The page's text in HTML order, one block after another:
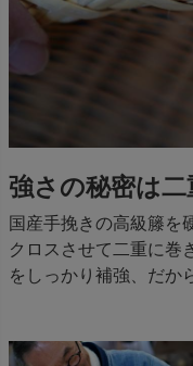
強さの秘密は二
国産手挽きの高級籐を
クロスさせて二重に巻
をしっかり補強、だか